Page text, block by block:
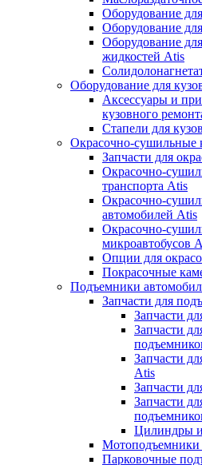
Оборудование
Оборудование
Оборудование
жидкостей Atis
Оборудование для
Аксессуары и
кузовного
Стапели для
Окрасочно-сушильные
Запчасти для
Окрасочно-
транспорта Atis
Окрасочно-
автомобилей Atis
Окрасочно-
микроавтобусов
Опции для
Покрасочные
Подъемники
Запчасти для
Запчасти
Запчасти
Запчасти
Atis
Запчасти
Запчасти
Цилиндры
Мотоподъемники
Парковочные